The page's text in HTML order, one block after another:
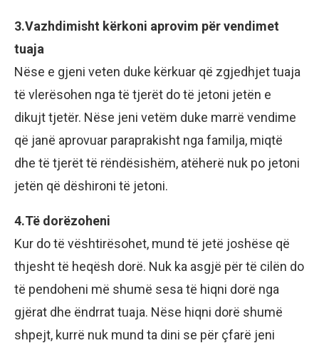
3.Vazhdimisht kërkoni aprovim për vendimet
tuaja
Nëse e gjeni veten duke kërkuar që zgjedhjet tuaja
të vlerësohen nga të tjerët do të jetoni jetën e
dikujt tjetër. Nëse jeni vetëm duke marrë vendime
që janë aprovuar paraprakisht nga familja, miqtë
dhe të tjerët të rëndësishëm, atëherë nuk po jetoni
jetën që dëshironi të jetoni.
4.Të dorëzoheni
Kur do të vështirësohet, mund të jetë joshëse që
thjesht të heqësh dorë. Nuk ka asgjë për të cilën do
të pendoheni më shumë sesa të hiqni dorë nga
gjërat dhe ëndrrat tuaja. Nëse hiqni dorë shumë
shpejt, kurrë nuk mund ta dini se për çfarë jeni